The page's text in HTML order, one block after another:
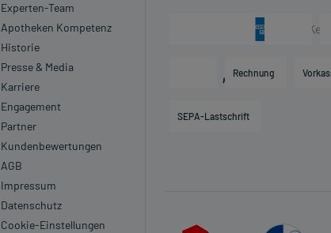
Experten-Team
Apotheken Kompetenz
Historie
Presse & Media
Karriere
Engagement
Partner
Kundenbewertungen
AGB
Impressum
Datenschutz
Cookie-Einstellungen
Rechnung
SEPA-Lastschrift